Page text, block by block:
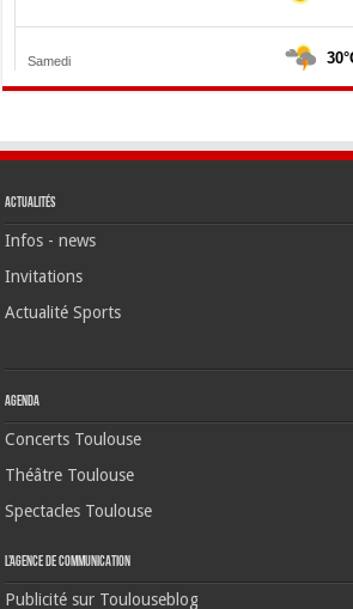
Actualités
Infos - news
Invitations
Actualité Sports
Agenda
Concerts Toulouse
Théâtre Toulouse
Spectacles Toulouse
L’agence de communication
Publicité sur Toulouseblog